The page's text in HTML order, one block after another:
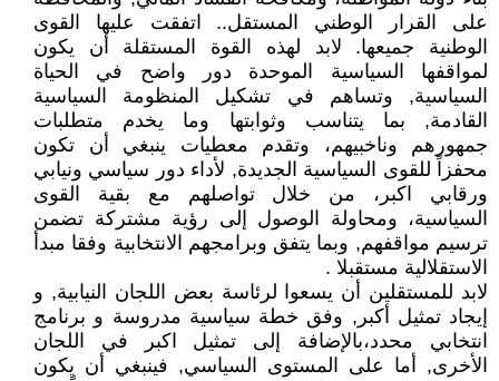
على القرار الوطني المستقل.. اتفقت عليها القوى
الوطنية جميعها. لابد لهذه القوة المستقلة أن يكون
لمواقفها السياسية الموحدة دور واضح في الحياة
السياسية, وتساهم في تشكيل المنظومة السياسية
القادمة, ‏بما يتناسب وثوابتها وما يخدم متطلبات
جمهورهم وناخبيهم، وتقدم معطيات ينبغي أن تكون
محفزاً للقوى السياسية الجديدة, لأداء دور سياسي ونيابي
ورقابي اكبر، من خلال تواصلهم مع بقية القوى
السياسية، ومحاولة الوصول إلى رؤية مشتركة تضمن
ترسيم مواقفهم, وبما يتفق وبرامجهم الانتخابية وفقا مبدأ
الاستقلالية مستقبلا .
لابد للمستقلين أن يسعوا لرئاسة بعض اللجان النيابية, و
إيجاد تمثيل أكبر, وفق خطة سياسية مدروسة و برنامج
انتخابي محدد،بالإضافة إلى تمثيل اكبر في اللجان
الأخرى, أما على المستوى السياسي, فينبغي أن يكون